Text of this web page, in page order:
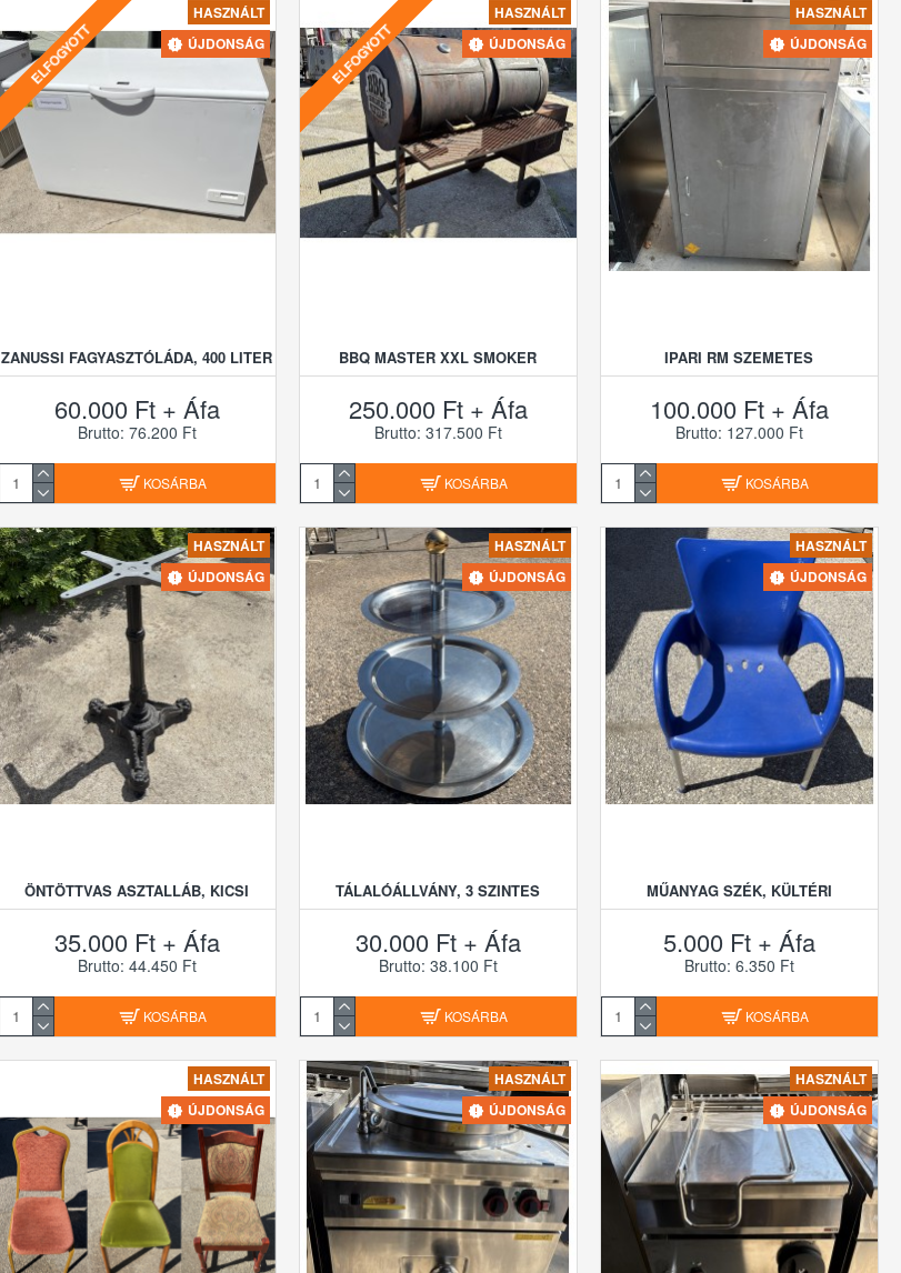
HASZNÁLT
ÚJDONSÁG
ELFOGYOTT
ZANUSSI FAGYASZTÓLÁDA, 400 LITER
60.000 Ft + Áfa
Brutto: 76.200 Ft
KOSÁRBA
HASZNÁLT
ÚJDONSÁG
ELFOGYOTT
BBQ MASTER XXL SMOKER
250.000 Ft + Áfa
Brutto: 317.500 Ft
KOSÁRBA
HASZNÁLT
ÚJDONSÁG
IPARI RM SZEMETES
100.000 Ft + Áfa
Brutto: 127.000 Ft
KOSÁRBA
HASZNÁLT
ÚJDONSÁG
ÖNTÖTTVAS ASZTALLÁB, KICSI
35.000 Ft + Áfa
Brutto: 44.450 Ft
KOSÁRBA
HASZNÁLT
ÚJDONSÁG
TÁLALÓÁLLVÁNY, 3 SZINTES
30.000 Ft + Áfa
Brutto: 38.100 Ft
KOSÁRBA
HASZNÁLT
ÚJDONSÁG
MŰANYAG SZÉK, KÜLTÉRI
5.000 Ft + Áfa
Brutto: 6.350 Ft
KOSÁRBA
HASZNÁLT
ÚJDONSÁG
HASZNÁLT
ÚJDONSÁG
HASZNÁLT
ÚJDONSÁG